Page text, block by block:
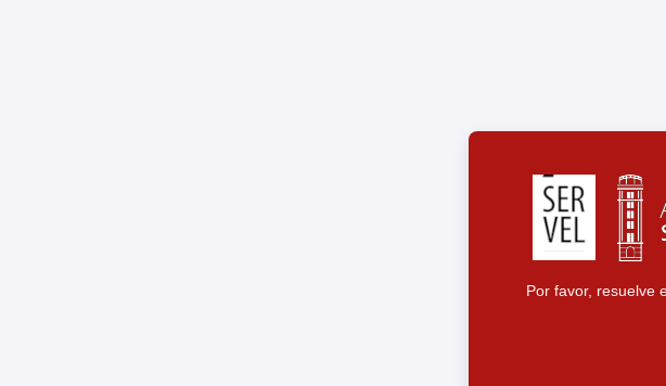
Por favor, resuelve